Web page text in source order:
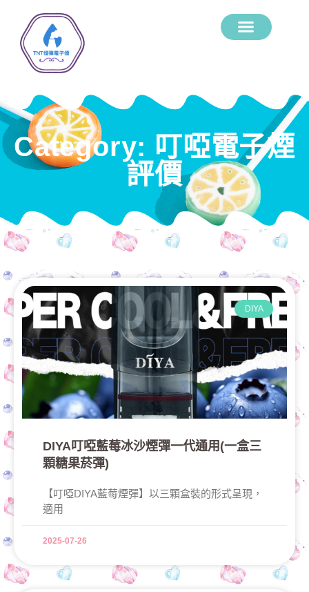
Category: 叮啞電子煙
評價
DIYA
DIYA叮啞藍莓冰沙煙彈一代通用(一盒三
顆糖果菸彈)
【叮啞DIYA藍莓煙彈】以三顆盒裝的形式呈現，
適用
2025-07-26